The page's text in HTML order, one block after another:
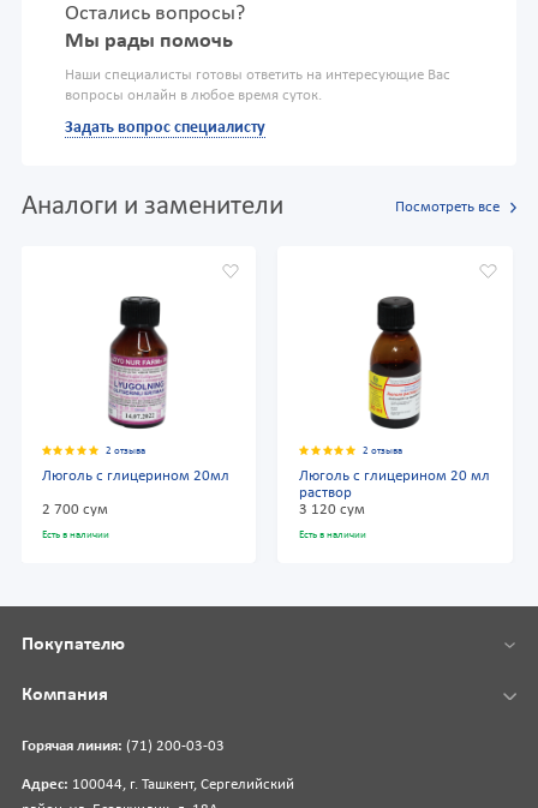
Остались вопросы?
Мы рады помочь
Наши специалисты готовы ответить на интересующие Вас
вопросы онлайн в любое время суток.
Задать вопрос специалисту
Аналоги и заменители Посмотреть все
2 отзыва
Люголь с глицерином 20мл
2 700 сум
Есть в наличии
2 отзыва
Люголь с глицерином 20 мл
раствор
3 120 сум
Есть в наличии
Горячая линия: (71) 200-03-03
Адрес: 100044, г. Ташкент, Сергелийский
Покупателю
Компания